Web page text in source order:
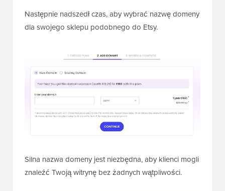
Następnie nadszedł czas, aby wybrać nazwę domeny
dla swojego sklepu podobnego do Etsy.
Silna nazwa domeny jest niezbędna, aby klienci mogli
znaleźć Twoją witrynę bez żadnych wątpliwości.